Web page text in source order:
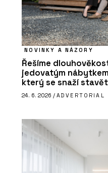
NOVINKY A NÁZORY
Řešíme
jedovatým
který se snaží
24. 6. 2026 / ADVERTORIAL